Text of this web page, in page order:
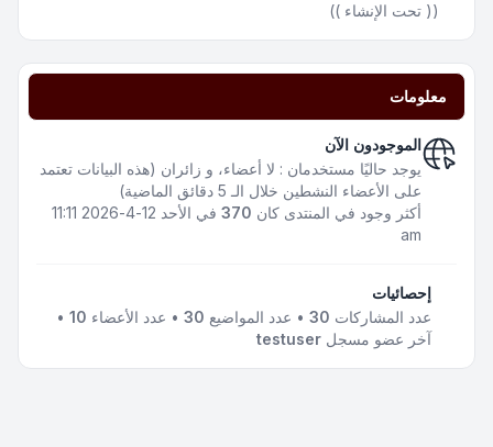
(( تحت الإنشاء ))
معلومات
الموجودون الآن
يوجد حاليًا مستخدمان : لا أعضاء، و زائران (هذه البيانات تعتمد
على الأعضاء النشطين خلال الـ 5 دقائق الماضية)
أكثر وجود في المنتدى كان 370
في الأحد 12-4-2026 11:11
am
إحصائيات
عدد المشاركات 30• عدد المواضيع 30• عدد الأعضاء 10
•
آخر عضو مسجل testuser